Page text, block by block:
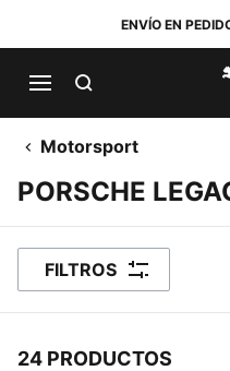
ENVÍO EN
Motorsport
PORSCHE
FILTROS
24 PRODUCTOS